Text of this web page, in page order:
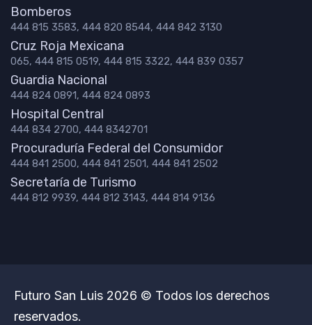
Bomberos
444 815 3583, 444 820 8544, 444 842 3130
Cruz Roja Mexicana
065, 444 815 0519, 444 815 3322, 444 839 0357
Guardia Nacional
444 824 0891, 444 824 0893
Hospital Central
444 834 2700, 444 8342701
Procuraduría Federal del Consumidor
444 841 2500, 444 841 2501, 444 841 2502
Secretaría de Turismo
444 812 9939, 444 812 3143, 444 814 9136
Futuro San Luis 2026 © Todos los derechos
reservados.